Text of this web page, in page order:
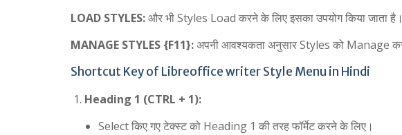
LOAD STYLES:और भी Styles Load करने के लिए इसका उपयोग किया जाता है।
MANAGE STYLES {F11}:अपनी आवश्यकता अनुसार Styles को Manage
Shortcut Key of Libreoffice writer Style Menu in Hindi
Heading 1 (CTRL + 1):
Select किए गए टेक्स्ट को Heading 1 की तरह फॉर्मेट करने के लिए।